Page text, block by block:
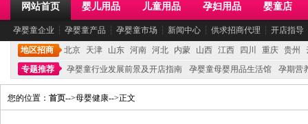
网站首页 婴儿用品 儿童用品 孕妇用品 婴童店
孕婴童企业 ┆ 孕婴童产品 ┆ 孕婴童市场 ┆ 新闻中心 ┆ 供求招商代理 ┆ 开店指导
地区招商 北京 天津 山东 河南 河北 内蒙 山西 江西 四川 重庆 贵州
专题推荐
孕婴童行业发展前景及开店指南 孕婴童母婴用品生活馆 孕期营
您的位置： 首页-->母婴健康-->正文